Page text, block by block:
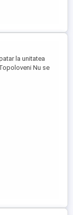
la unitatea
Nu se
ci doar stare